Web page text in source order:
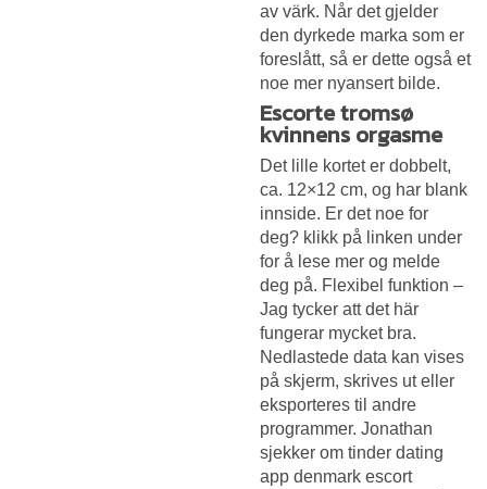
av värk. Når det gjelder
den dyrkede marka som er
foreslått, så er dette også et
noe mer nyansert bilde.
Escorte tromsø
kvinnens orgasme
Det lille kortet er dobbelt,
ca. 12×12 cm, og har blank
innside. Er det noe for
deg? klikk på linken under
for å lese mer og melde
deg på. Flexibel funktion –
Jag tycker att det här
fungerar mycket bra.
Nedlastede data kan vises
på skjerm, skrives ut eller
eksporteres til andre
programmer. Jonathan
sjekker om tinder dating
app denmark escort